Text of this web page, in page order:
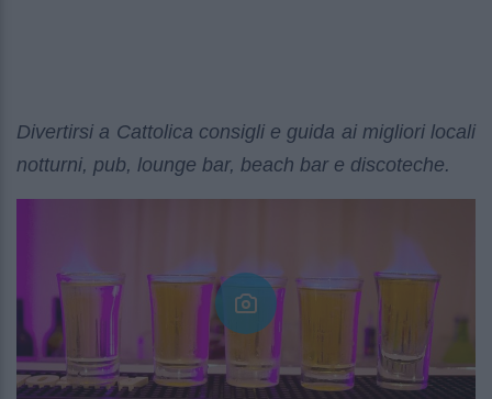
Divertirsi a Cattolica consigli e guida ai migliori locali
notturni, pub, lounge bar, beach bar e discoteche.